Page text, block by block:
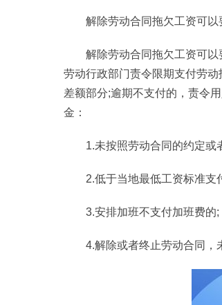
解除劳动合同拖欠工资可以
解除劳动合同拖欠工资可
劳动行政部门责令限期支付劳
差额部分;逾期不支付的，责令
金：
1.未按照劳动合同的约定或
2.低于当地最低工资标准支
3.安排加班不支付加班费的;
4.解除或者终止劳动合同，